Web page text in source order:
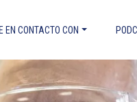
EN CONTACTO CON
son las
OCULARES
DMLE
CON
Y
de las